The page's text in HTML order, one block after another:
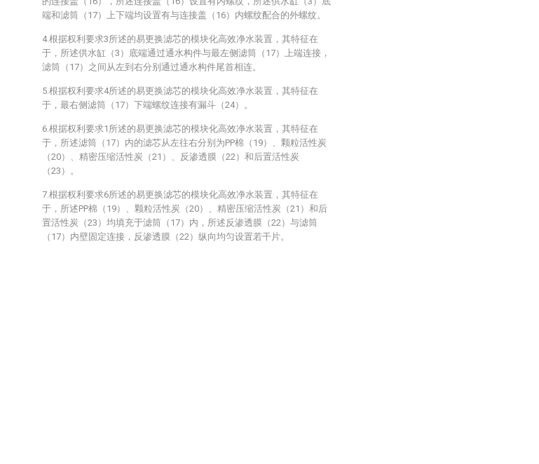
端和滤筒（17）上下端均设置有与连接盖（16）内螺纹配合的外螺纹。
4.根据权利要求3所述的易更换滤芯的模块化高效净水装置，其特征在
于，所述供水缸（3）底端通过通水构件与最左侧滤筒（17）上端连接，
滤筒（17）之间从左到右分别通过通水构件尾首相连。
5.根据权利要求4所述的易更换滤芯的模块化高效净水装置，其特征在
于，最右侧滤筒（17）下端螺纹连接有漏斗（24）。
6.根据权利要求1所述的易更换滤芯的模块化高效净水装置，其特征在
于，所述滤筒（17）内的滤芯从左往右分别为PP棉（19）、颗粒活性炭
（20）、精密压缩活性炭（21）、反渗透膜（22）和后置活性炭
（23）。
7.根据权利要求6所述的易更换滤芯的模块化高效净水装置，其特征在
于，所述PP棉（19）、颗粒活性炭（20）、精密压缩活性炭（21）和后
置活性炭（23）均填充于滤筒（17）内，所述反渗透膜（22）与滤筒
（17）内壁固定连接，反渗透膜（22）纵向均匀设置若干片。